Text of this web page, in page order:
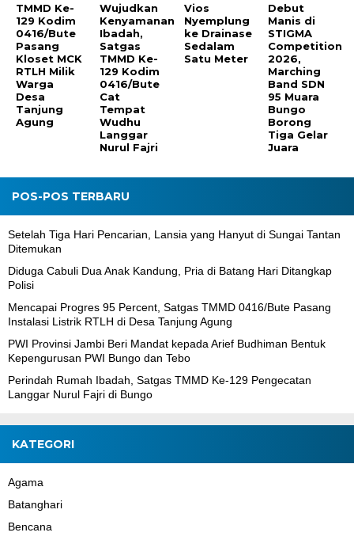
TMMD Ke-
129 Kodim
0416/Bute
Pasang
Kloset MCK
RTLH Milik
Warga
Desa
Tanjung
Agung
Wujudkan
Kenyamanan
Ibadah,
Satgas
TMMD Ke-
129 Kodim
0416/Bute
Cat
Tempat
Wudhu
Langgar
Nurul Fajri
Vios
Nyemplung
ke Drainase
Sedalam
Satu Meter
Debut
Manis di
STIGMA
Competition
2026,
Marching
Band SDN
95 Muara
Bungo
Borong
Tiga Gelar
Juara
POS-POS TERBARU
Setelah Tiga Hari Pencarian, Lansia yang Hanyut di Sungai Tantan
Ditemukan
Diduga Cabuli Dua Anak Kandung, Pria di Batang Hari Ditangkap
Polisi
Mencapai Progres 95 Percent, Satgas TMMD 0416/Bute Pasang
Instalasi Listrik RTLH di Desa Tanjung Agung
PWI Provinsi Jambi Beri Mandat kepada Arief Budhiman Bentuk
Kepengurusan PWI Bungo dan Tebo
Perindah Rumah Ibadah, Satgas TMMD Ke-129 Pengecatan
Langgar Nurul Fajri di Bungo
KATEGORI
Agama
Batanghari
Bencana